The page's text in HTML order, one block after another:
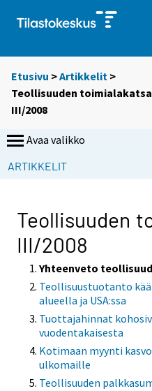
Etusivu >Artikkelit >
Teollisuuden
III/2008
Avaa valikko
ARTIKKELIT
Teollisuuden
III/2008
Yhteenveto
Teollisuustuotanto
alueella ja USA:ssa
Tuottajahinnat
vuodentakaisesta
Kotimaan myynti
ulkomaille
Teollisuuden